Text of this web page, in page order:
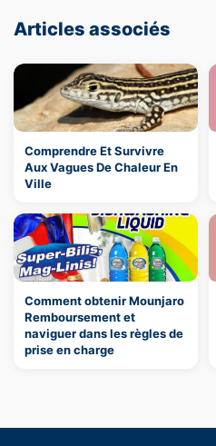
Articles associés
Comprendre Et Survivre
Aux Vagues De Chaleur En
Ville
Comment obtenir Mounjaro
Remboursement et
naviguer dans les règles de
prise en charge